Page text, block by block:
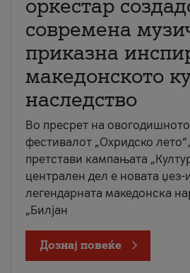
оркестар
современа
приказна
македонското
наследство
Во пресрет на
фестивалот „Охридско
претстави кампањата
централен дел е новата џез-
легендарната македонска
„Билјан
Дознај повеќе